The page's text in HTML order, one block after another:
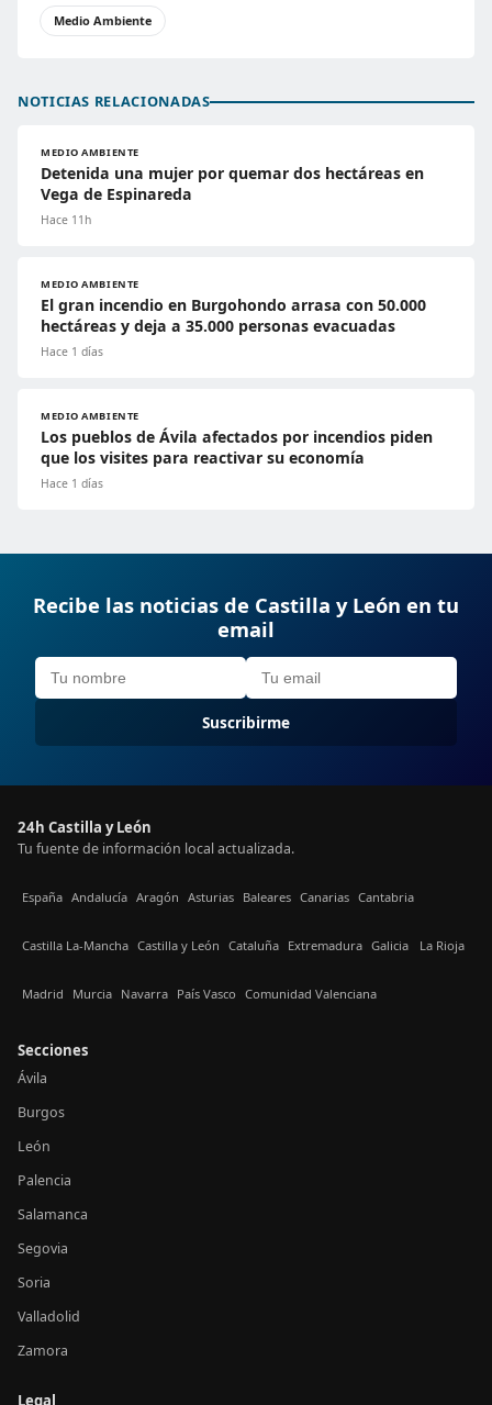
Medio Ambiente
NOTICIAS RELACIONADAS
MEDIO AMBIENTE
Detenida una mujer por quemar dos hectáreas en
Vega de Espinareda
Hace 11h
MEDIO AMBIENTE
El gran incendio en Burgohondo arrasa con 50.000
hectáreas y deja a 35.000 personas evacuadas
Hace 1 días
MEDIO AMBIENTE
Los pueblos de Ávila afectados por incendios piden
que los visites para reactivar su economía
Hace 1 días
Recibe las noticias de Castilla y León en tu
email
Suscribirme
24h Castilla y León
Tu fuente de información local actualizada.
España Andalucía Aragón Asturias Baleares Canarias Cantabria
Castilla La-Mancha Castilla y León Cataluña Extremadura Galicia La Rioja
Madrid Murcia Navarra País Vasco Comunidad Valenciana
Secciones
Ávila
Burgos
León
Palencia
Salamanca
Segovia
Soria
Valladolid
Zamora